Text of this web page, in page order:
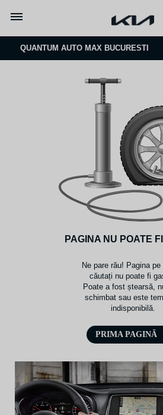
QUANTUM AUTO MAX BUCURESTI
PAGINA NU POATE
Ne pare rău! Pagina pe
căutați nu poate fi
Poate a fost ștearsă,
schimbat sau este
indisponibilă.
PRIMA PAGINĂ